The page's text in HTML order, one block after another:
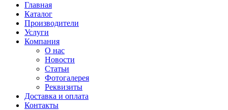
Главная
Каталог
Производители
Услуги
Компания
О нас
Новости
Статьи
Фотогалерея
Реквизиты
Доставка и оплата
Контакты